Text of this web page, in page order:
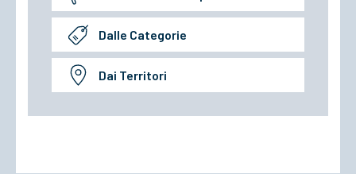
Dalle Categorie
Dai Territori